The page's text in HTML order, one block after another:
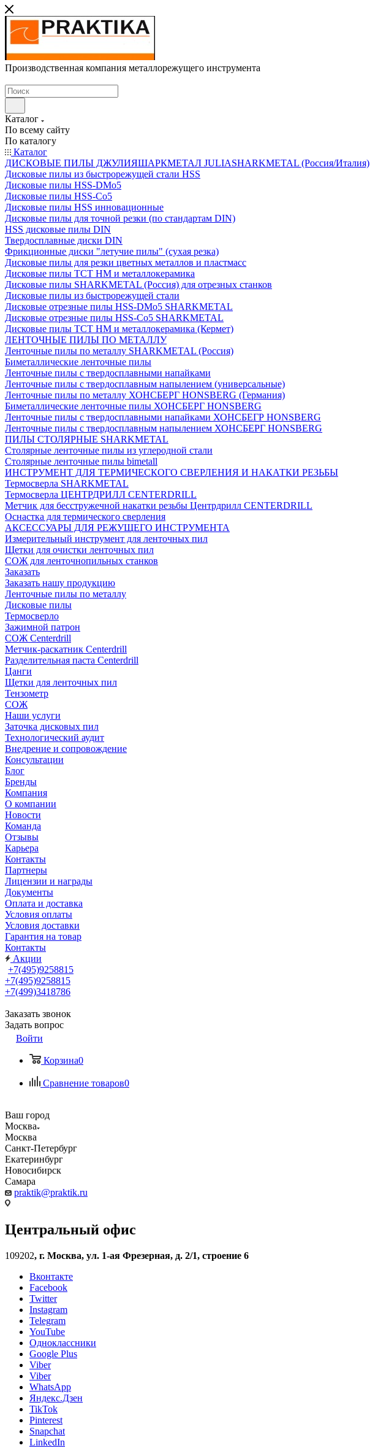
Производственная компания металлорежущего инструмента
Каталог
По всему сайту
По каталогу
Каталог
ДИСКОВЫЕ ПИЛЫ ДЖУЛИЯШАРКМЕТАЛ JULIASHARKMETAL (Россия/Италия)
Дисковые пилы из быстрорежущей стали HSS
Дисковые пилы HSS-DMo5
Дисковые пилы HSS-Co5
Дисковые пилы HSS инновационные
Дисковые пилы для точной резки (по стандартам DIN)
HSS дисковые пилы DIN
Твердосплавные диски DIN
Фрикционные диски "летучие пилы" (сухая резка)
Дисковые пилы для резки цветных металлов и пластмасс
Дисковые пилы ТСТ НМ и металлокерамика
Дисковые пилы SHARKMETAL (Россия) для отрезных станков
Дисковые пилы из быстрорежущей стали
Дисковые отрезные пилы HSS-DMo5 SHARKMETAL
Дисковые отрезные пилы HSS-Co5 SHARKMETAL
Дисковые пилы ТСТ НМ и металлокерамика (Кермет)
ЛЕНТОЧНЫЕ ПИЛЫ ПО МЕТАЛЛУ
Ленточные пилы по металлу SHARKMETAL (Россия)
Биметаллические ленточные пилы
Ленточные пилы с твердосплавными напайками
Ленточные пилы с твердосплавным напылением (универсальные)
Ленточные пилы по металлу ХОНСБЕРГ HONSBERG (Германия)
Биметаллические ленточные пилы ХОНСБЕРГ HONSBERG
Ленточные пилы с твердосплавными напайками ХОНСБЕГР HONSBERG
Ленточные пилы с твердосплавным напылением ХОНСБЕРГ HONSBERG
ПИЛЫ СТОЛЯРНЫЕ SHARKMETAL
Столярные ленточные пилы из углеродной стали
Столярные ленточные пилы bimetall
ИНСТРУМЕНТ ДЛЯ ТЕРМИЧЕСКОГО СВЕРЛЕНИЯ И НАКАТКИ РЕЗЬБЫ
Термосверла SHARKMETAL
Термосверла ЦЕНТРДРИЛЛ CENTERDRILL
Метчик для бесстружечной накатки резьбы Центрдрилл CENTERDRILL
Оснастка для термического сверления
АКСЕССУАРЫ ДЛЯ РЕЖУЩЕГО ИНСТРУМЕНТА
Измерительный инструмент для ленточных пил
Щетки для очистки ленточных пил
СОЖ для ленточнопильных станков
Заказать
Заказать нашу продукцию
Ленточные пилы по металлу
Дисковые пилы
Термосверло
Зажимной патрон
СОЖ Centerdrill
Метчик-раскатник Centerdrill
Разделительная паста Centerdrill
Цанги
Щетки для ленточных пил
Тензометр
СОЖ
Наши услуги
Заточка дисковых пил
Технологический аудит
Внедрение и сопровождение
Консультации
Блог
Бренды
Компания
О компании
Новости
Команда
Отзывы
Карьера
Контакты
Партнеры
Лицензии и награды
Документы
Оплата и доставка
Условия оплаты
Условия доставки
Гарантия на товар
Контакты
Акции
+7(495)9258815
+7(495)9258815
+7(499)3418786
Заказать звонок
Задать вопрос
Войти
Корзина0
Сравнение товаров0
Ваш город
Москва
Москва
Санкт-Петербург
Екатеринбург
Новосибирск
Самара
praktik@praktik.ru
Центральный офис
109202, г. Москва, ул. 1-ая Фрезерная, д. 2/1, строение 6
Вконтакте
Facebook
Twitter
Instagram
Telegram
YouTube
Одноклассники
Google Plus
Viber
Viber
WhatsApp
Яндекс.Дзен
TikTok
Pinterest
Snapchat
LinkedIn